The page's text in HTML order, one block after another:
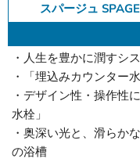
スパージュ
・人生を豊かに潤すシ
・「埋込みカウンター
・デザイン性・操作性
水栓」
・奥深い光と、滑らか
の浴槽